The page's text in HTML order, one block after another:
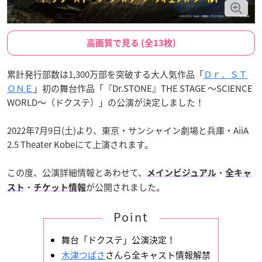
高画質で見る (全13枚)
累計発行部数は1,300万部を突破する大人気作品「Ｄｒ．ＳＴ
ＯＮＥ 」初の舞台作品「『Dr.STONE』THE STAGE 〜SCIENCE
WORLD〜（ドクステ）」の公演が決定しました！
2022年7月9日(土)より、東京・サンシャイン劇場と兵庫・AiiA
2.5 Theater Kobeにて上演されます。
この度、公演詳細情報とあわせて、 メインビジュアル ・ 全キャ
スト ・ チケット情報が公開されました。
Point
舞台「ドクステ」公演決定！
木津つばささんら全キャスト情報解禁